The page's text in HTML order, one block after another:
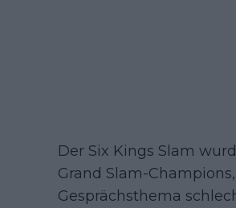
Der Six Kings Slam
Grand Slam-
Gesprächsthema